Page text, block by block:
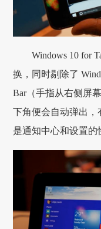
Windows 10 for
换，同时剔除了
Bar（手指从右侧屏
下角便会自动弹出，
是通知中心和设置的